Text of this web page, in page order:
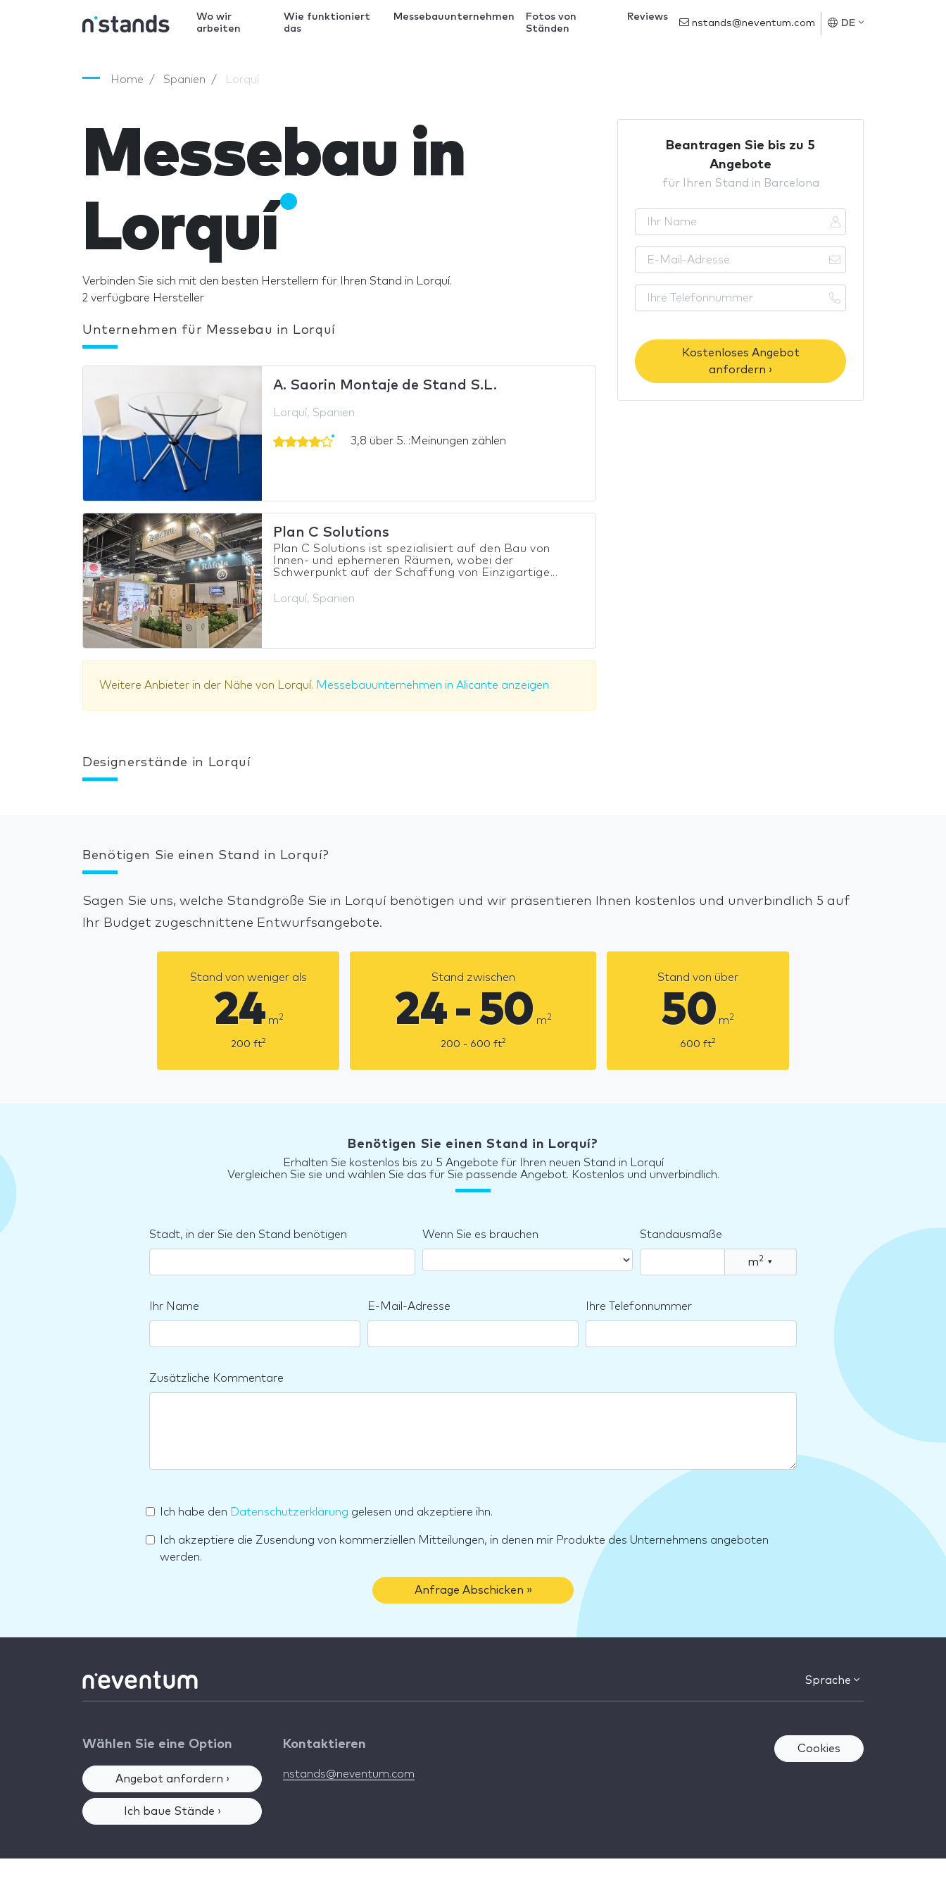
Wo wir
arbeiten
Wie funktioniert
das
Messebauunternehmen
Fotos von
Ständen
Reviews
nstands@neventum.com DE
Home Spanien Lorquí
Messebau in
Lorquí
Verbinden Sie sich mit den besten Herstellern für Ihren Stand in Lorquí.
2 verfügbare Hersteller
Unternehmen für Messebau in Lorquí
A. Saorin Montaje de Stand S.L.
Lorquí, Spanien
3,8 über 5. :Meinungen zählen
Plan C Solutions
Plan C Solutions ist spezialisiert auf den Bau von
Innen- und ephemeren Räumen, wobei der
Schwerpunkt auf der Schaffung von Einzigartige...
Lorquí, Spanien
Weitere Anbieter in der Nähe von Lorquí. Messebauunternehmen in Alicante anzeigen
Beantragen Sie bis zu 5
Angebote
für Ihren Stand in Barcelona
Kostenloses Angebot
anfordern ›
Designerstände in Lorquí
Benötigen Sie einen Stand in Lorquí?
Sagen Sie uns, welche Standgröße Sie in Lorquí benötigen und wir präsentieren Ihnen kostenlos und unverbindlich 5 auf
Ihr Budget zugeschnittene Entwurfsangebote.
Stand von weniger als
24 m2
200 ft2
Stand zwischen
24 - 50 m2
200 - 600 ft2
Stand von über
50 m2
600 ft2
Benötigen Sie einen Stand in Lorquí?
Erhalten Sie kostenlos bis zu 5 Angebote für Ihren neuen Stand in Lorquí
Vergleichen Sie sie und wählen Sie das für Sie passende Angebot. Kostenlos und unverbindlich.
Stadt, in der Sie den Stand benötigen Wenn Sie es brauchen Standausmaße
m2 ▾
Ihr Name E-Mail-Adresse Ihre Telefonnummer
Zusätzliche Kommentare
Ich habe den Datenschutzerklärung gelesen und akzeptiere ihn.
Ich akzeptiere die Zusendung von kommerziellen Mitteilungen, in denen mir Produkte des Unternehmens angeboten
werden.
Anfrage Abschicken »
Sprache
Wählen Sie eine Option
Angebot anfordern ›
Ich baue Stände ›
Kontaktieren
nstands@neventum.com
Cookies